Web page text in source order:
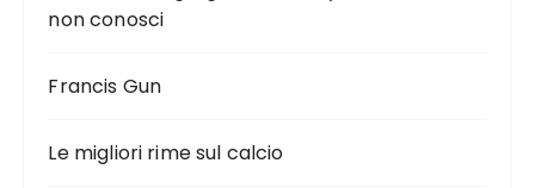
non conosci
Francis Gun
Le migliori rime sul calcio